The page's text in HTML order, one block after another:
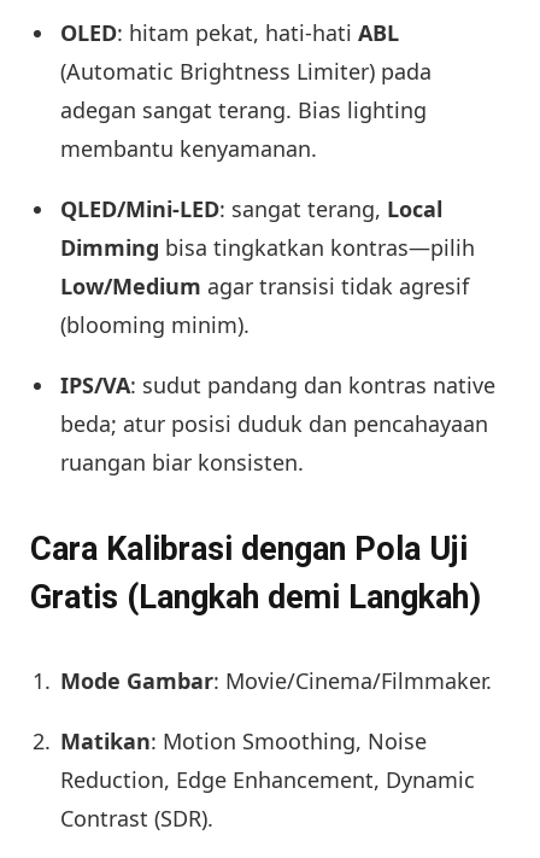
OLED: hitam pekat, hati-hati ABL
(Automatic Brightness Limiter) pada
adegan sangat terang. Bias lighting
membantu kenyamanan.
QLED/Mini-LED: sangat terang, Local
Dimming bisa tingkatkan kontras—pilih
Low/Medium agar transisi tidak agresif
(blooming minim).
IPS/VA: sudut pandang dan kontras native
beda; atur posisi duduk dan pencahayaan
ruangan biar konsisten.
Cara Kalibrasi dengan Pola Uji
Gratis (Langkah demi Langkah)
Mode Gambar: Movie/Cinema/Filmmaker.
Matikan: Motion Smoothing, Noise
Reduction, Edge Enhancement, Dynamic
Contrast (SDR).